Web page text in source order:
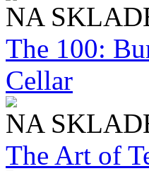
NA
The 100:
Cellar
NA
The Art of